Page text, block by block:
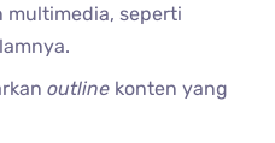
multimedia, seperti
outline konten yang